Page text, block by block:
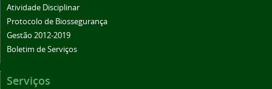
Atividade Disciplinar
Protocolo de Biossegurança
Gestão 2012-2019
Boletim de Serviços
Serviços